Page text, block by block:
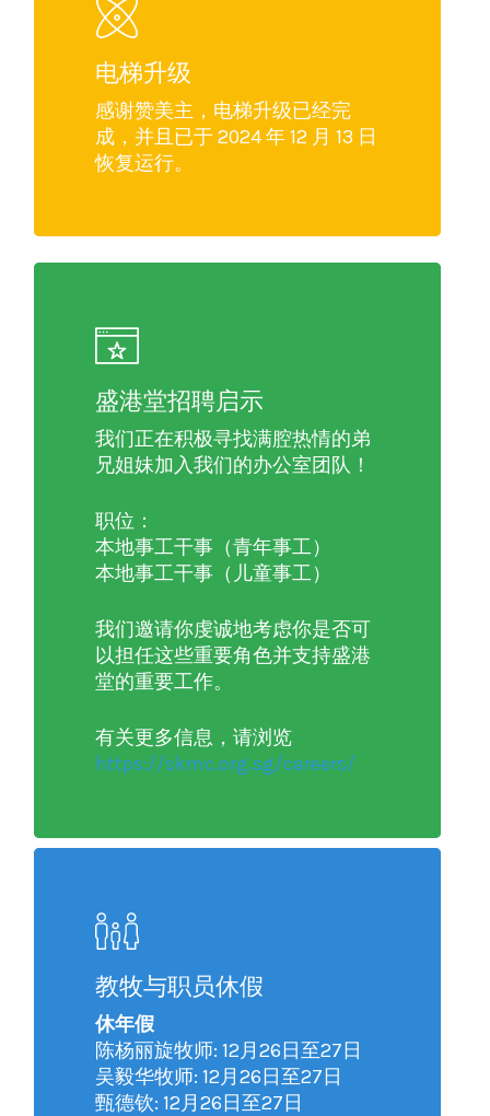
电梯升级
感谢赞美主，电梯升级已经完
成，并且已于 2024 年 12 月 13 日
恢复运行。
盛港堂招聘启示
我们正在积极寻找满腔热情的弟
兄姐妹加入我们的办公室团队！
职位：
本地事工干事（青年事工）
本地事工干事（儿童事工）
我们邀请你虔诚地考虑你是否可
以担任这些重要角色并支持盛港
堂的重要工作。
有关更多信息，请浏览
https://skmc.org.sg/careers/
教牧与职员休假
休年假
陈杨丽旋牧师: 12月26日至27日
吴毅华牧师: 12月26日至27日
甄德钦: 12月26日至27日